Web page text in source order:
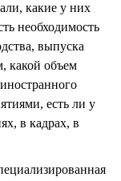
какие у них
необходимость
выпуска
какой объем
есть ли у
в кадрах, в